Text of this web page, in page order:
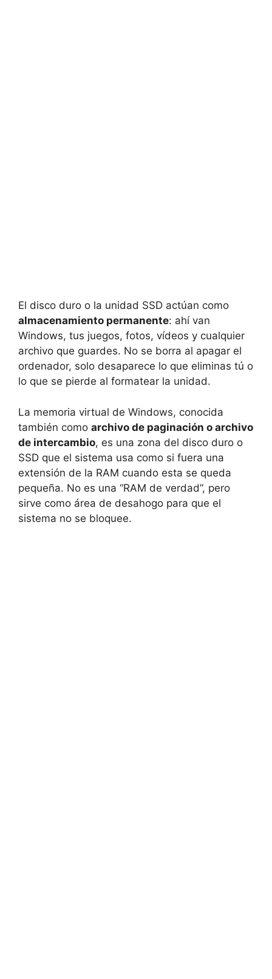
El disco duro o la unidad SSD actúan como
almacenamiento permanente: ahí van
Windows, tus juegos, fotos, vídeos y cualquier
archivo que guardes. No se borra al apagar el
ordenador, solo desaparece lo que eliminas tú o
lo que se pierde al formatear la unidad.
La memoria virtual de Windows, conocida
también como archivo de paginación o archivo
de intercambio, es una zona del disco duro o
SSD que el sistema usa como si fuera una
extensión de la RAM cuando esta se queda
pequeña. No es una “RAM de verdad”, pero
sirve como área de desahogo para que el
sistema no se bloquee.